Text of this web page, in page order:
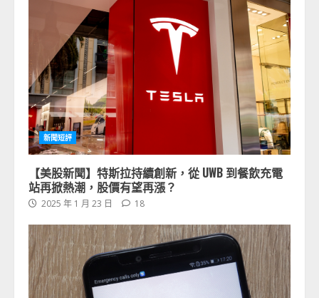
新聞短評
【美股新聞】特斯拉持續創新，從 UWB 到餐飲充電
站再掀熱潮，股價有望再漲？
2025 年 1 月 23 日 18